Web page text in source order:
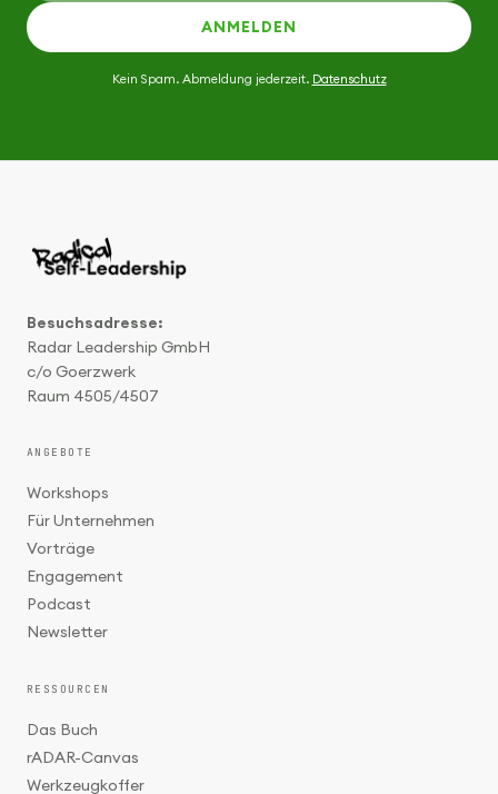
ANMELDEN
Kein Spam. Abmeldung jederzeit. Datenschutz
Besuchsadresse:
Radar Leadership GmbH
c/o Goerzwerk
Raum 4505/4507
ANGEBOTE
Workshops
Für Unternehmen
Vorträge
Engagement
Podcast
Newsletter
RESSOURCEN
Das Buch
rADAR-Canvas
Werkzeugkoffer